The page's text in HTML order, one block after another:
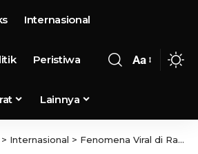
Internasional
Peristiwa
Lainnya
Aa
> Internasional > Fenomena Viral di Raqqa: Sungai Kering, Specious Gold Dust & Pirit yang Membingungkan